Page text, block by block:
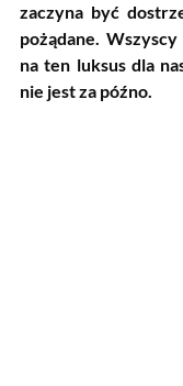
zaczyna być
pożądane.
na ten luksus dla
nie jest za późno.